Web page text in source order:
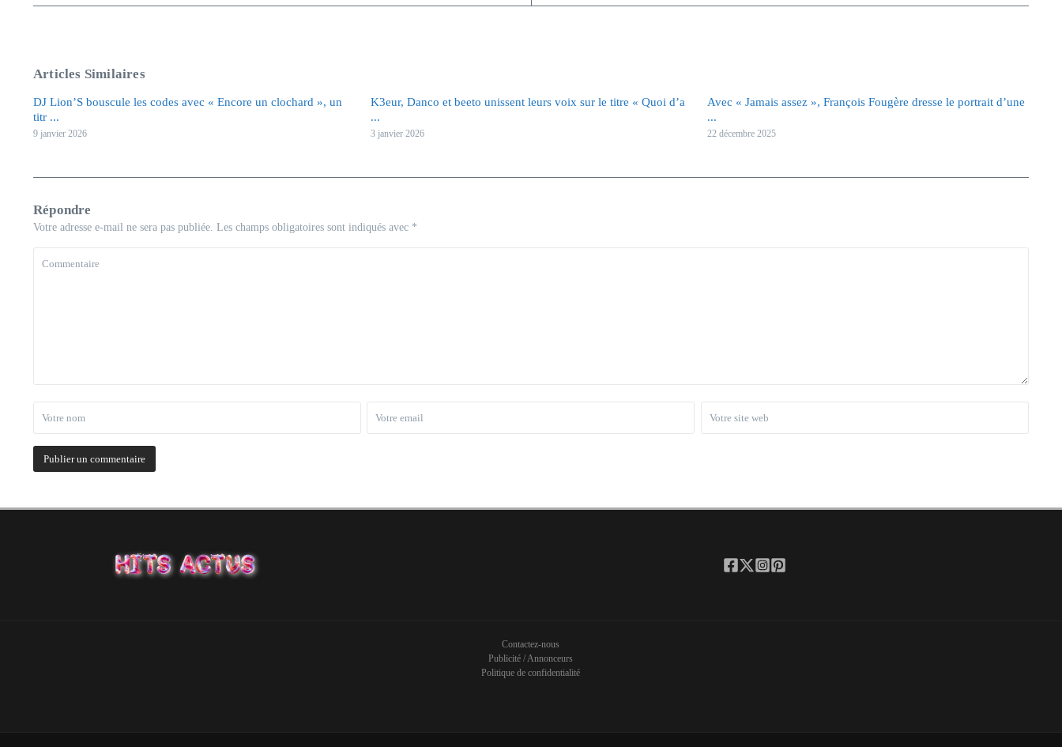
Articles Similaires
DJ Lion’S bouscule les codes avec « Encore un clochard », un
titr ...
9 janvier 2026
K3eur, Danco et beeto unissent leurs voix sur le titre « Quoi d’a
...
3 janvier 2026
Avec « Jamais assez », François Fougère dresse le portrait d’une
...
22 décembre 2025
Répondre
Votre adresse e-mail ne sera pas publiée. Les champs obligatoires sont indiqués avec *
Contactez-nous
Publicité / Annonceurs
Politique de confidentialité